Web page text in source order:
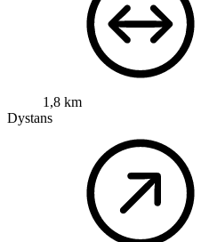
1,8 km
Dystans